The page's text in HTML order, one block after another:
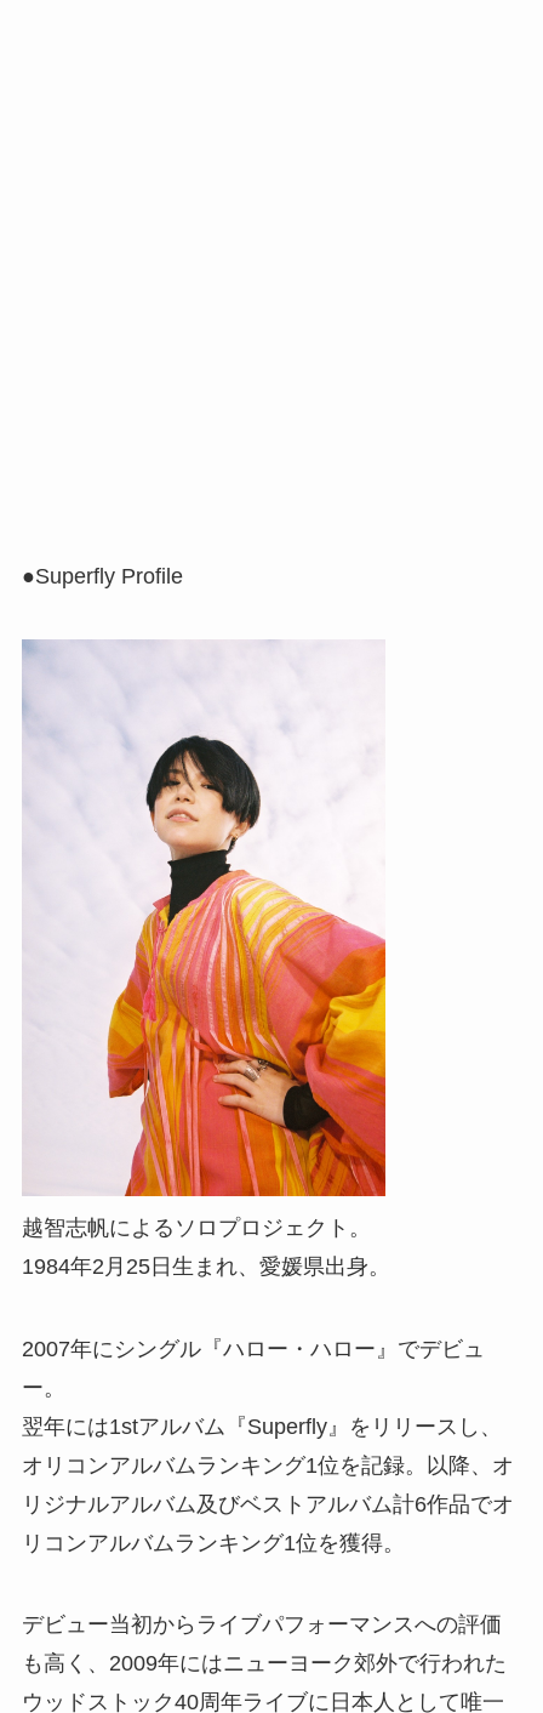
●Superfly Profile
越智志帆によるソロプロジェクト。
1984年2月25日生まれ、愛媛県出身。
2007年にシングル『ハロー・ハロー』でデビュ
ー。
翌年には1stアルバム『Superfly』をリリースし、
オリコンアルバムランキング1位を記録。以降、オ
リジナルアルバム及びベストアルバム計6作品でオ
リコンアルバムランキング1位を獲得。
デビュー当初からライブパフォーマンスへの評価
も高く、2009年にはニューヨーク郊外で行われた
ウッドストック40周年ライブに日本人として唯一